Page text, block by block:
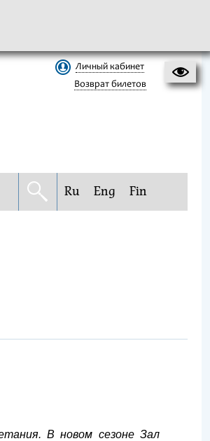
Личный кабинет
Возврат билетов
Ru Eng Fin
В новом сезоне Зал